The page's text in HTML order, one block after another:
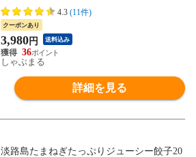
個、チーズイン100g×10個) 冷凍 惣菜 お弁
当 業務用
4.3 (11件)
クーポンあり
3,980円 送料込み
36
しゃぶまる
詳細を見る
淡路島たまねぎたっぷりジューシー餃子20